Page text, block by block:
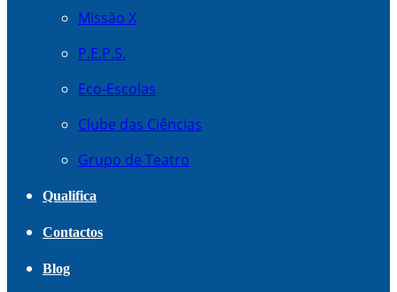
Missão X
P.E.P.S.
Eco-Escolas
Clube das Ciências
Grupo de Teatro
Qualifica
Contactos
Blog